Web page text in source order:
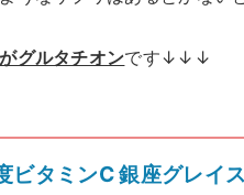
グルタチオンです↓↓↓
ビタミンC 銀座グレイ